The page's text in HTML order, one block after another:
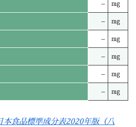
– mg
– mg
– mg
– mg
– mg
– mg
食品標準成分表2020年版（八